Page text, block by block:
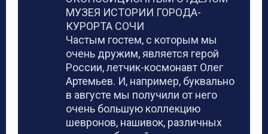
МУЗЕЯ ИСТОРИИ ГОРОДА-
КУРОРТА СОЧИ
Частым гостем, с которым мы
очень дружим, является герой
России, летчик-космонавт Олег
Артемьев. И, например, буквально
в августе мы получили от него
очень большую коллекцию
шевронов, нашивок, различных